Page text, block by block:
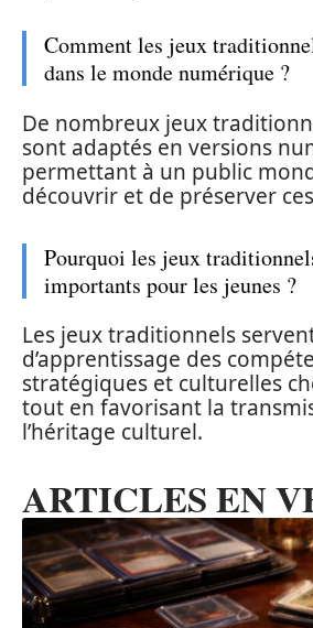
Comment les jeux
dans le monde numérique ?
De nombreux jeux
sont adaptés en versions
permettant à un public
découvrir et de préserver
Pourquoi les jeux
importants pour les jeunes ?
Les jeux traditionnels
d’apprentissage des
stratégiques et culturelles
tout en favorisant la
l’héritage culturel.
ARTICLES EN